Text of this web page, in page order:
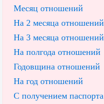
Месяц отношений
На 2 месяца отношений
На 3 месяца отношений
На полгода отношений
Годовщина отношений
На год отношений
С получением паспорта